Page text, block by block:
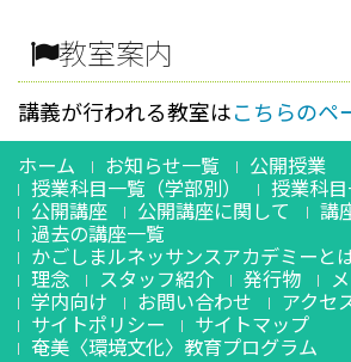
教室案内
講義が行われる教室はこちらのペ
ホーム お知らせ一覧 公開授業
授業科目一覧（学部別） 授業科目
公開講座 公開講座に関して 講
過去の講座一覧
かごしまルネッサンスアカデミーと
理念 スタッフ紹介 発行物
学内向け お問い合わせ アクセ
サイトポリシー サイトマップ
奄美〈環境文化〉教育プログラム